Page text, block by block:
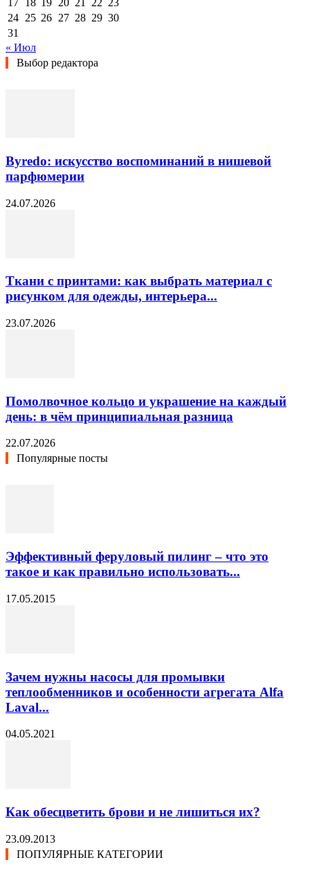
17 18 19 20 21 22 23
24 25 26 27 28 29 30
31
« Июл
Выбор редактора
Byredo: искусство воспоминаний в нишевой
парфюмерии
24.07.2026
Ткани с принтами: как выбрать материал с
рисунком для одежды, интерьера...
23.07.2026
Помолвочное кольцо и украшение на каждый
день: в чём принципиальная разница
22.07.2026
Популярные посты
Эффективный феруловый пилинг – что это
такое и как правильно использовать...
17.05.2015
Зачем нужны насосы для промывки
теплообменников и особенности агрегата Alfa
Laval...
04.05.2021
Как обесцветить брови и не лишиться их?
23.09.2013
ПОПУЛЯРНЫЕ КАТЕГОРИИ